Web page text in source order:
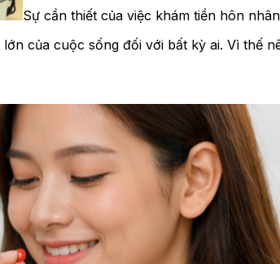
Sự cần thiết của việc khám tiền hôn nhân
của cuộc sống đối với bất kỳ ai. Vì thế